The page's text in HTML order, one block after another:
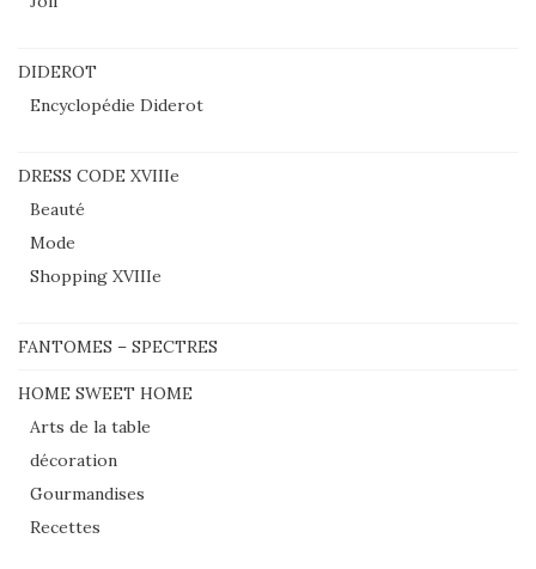
DIDEROT
Encyclopédie Diderot
DRESS CODE XVIIIe
Beauté
Mode
Shopping XVIIIe
FANTOMES – SPECTRES
HOME SWEET HOME
Arts de la table
décoration
Gourmandises
Recettes